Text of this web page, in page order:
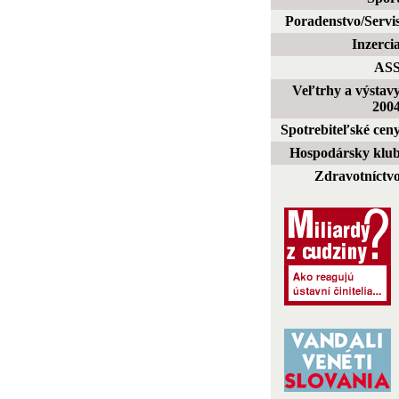
Poradenstvo/
Inzercia
Veľtrhy a
Spotrebiteľské
Hospodársky